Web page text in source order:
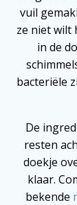
vuil
ze niet wilt
in de
bacteriële
De
resten
doekje
klaar.
bekende